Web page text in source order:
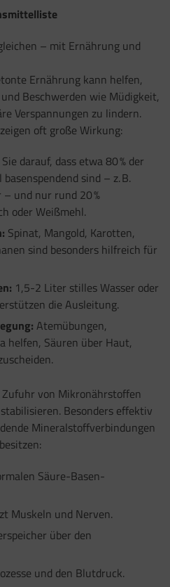
– mit Ernährung und
Ernährung kann helfen,
Beschwerden wie Müdigkeit,
Verspannungen zu lindern.
oft große Wirkung:
darauf, dass etwa 80 % der
sind – z. B.
und nur rund 20 %
oder Weißmehl.
Spinat, Mangold, Karotten,
sind besonders hilfreich für
1,5-2 Liter stilles Wasser oder
die Ausleitung.
Atemübungen,
helfen, Säuren über Haut,
von Mikronährstoffen
Besonders effektiv
Mineralstoffverbindungen
Säure-Basen-
Muskeln und Nerven.
über den
und den Blutdruck.